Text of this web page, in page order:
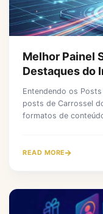
Melhor Painel
Destaques do
Instantâneos
Entendendo os
posts de Carrossel
formatos de
READ MORE